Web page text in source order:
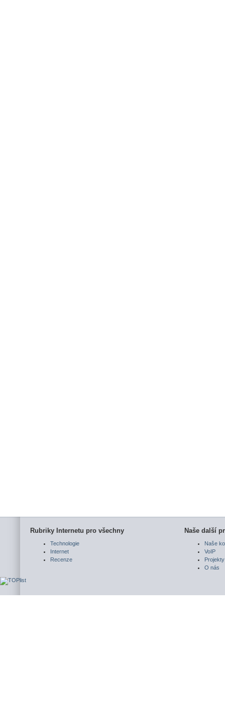
Rubriky Internetu pro všechny
Technologie
Internet
Recenze
Naše další
Naše
VoIP
Projekty
O nás